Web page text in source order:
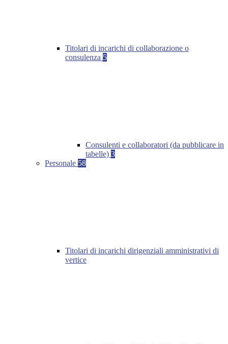
Titolari di incarichi di collaborazione o
consulenza 5
Consulenti e collaboratori (da pubblicare in
tabelle) 3
Personale 58
Titolari di incarichi dirigenziali amministrativi di
vertice